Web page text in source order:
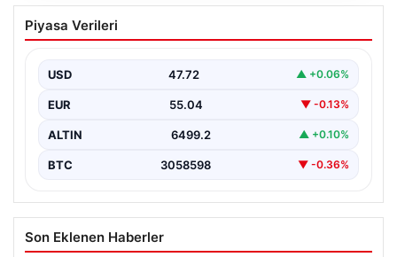
Mohamed Salah transferinin detayları
açıklandı!
Piyasa Verileri
USD 47.72 ▲ +0.06%
EUR 55.04 ▼ -0.13%
ALTIN 6499.2 ▲ +0.10%
BTC 3058598 ▼ -0.36%
Son Eklenen Haberler